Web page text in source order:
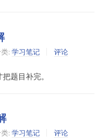
: 学习笔记
评论
题目补完。
: 学习笔记
评论